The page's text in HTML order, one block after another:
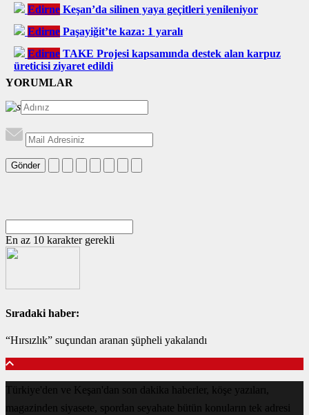
Edirne Keşan’da silinen yaya geçitleri yenileniyor
Edirne Paşayiğit’te kaza: 1 yaralı
Edirne TAKE Projesi kapsamında destek alan karpuz
üreticisi ziyaret edildi
YORUMLAR
Gönder
En az 10 karakter gerekli
Sıradaki haber:
“Hırsızlık” suçundan aranan şüpheli yakalandı
Türkiye'den ve Keşan'dan son dakika haberler, köşe yazıları,
magazinden siyasete, spordan seyahate bütün konuların tek adresi